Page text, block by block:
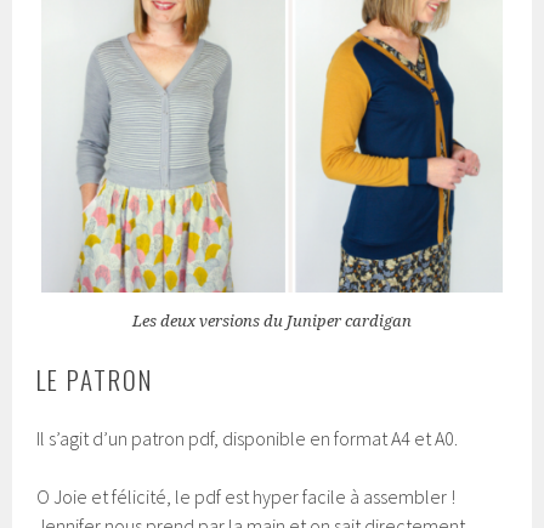
Les deux versions du Juniper cardigan
LE PATRON
Il s’agit d’un patron pdf, disponible en format A4 et A0.
O Joie et félicité, le pdf est hyper facile à assembler !